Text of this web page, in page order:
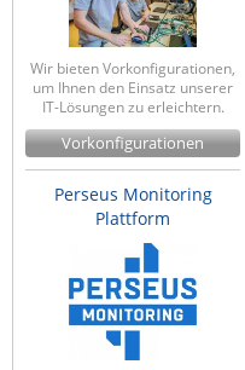
Wir bieten Vorkonfigurationen,
um Ihnen den Einsatz unserer
IT-Lösungen zu erleichtern.
Vorkonfigurationen
Perseus Monitoring
Plattform